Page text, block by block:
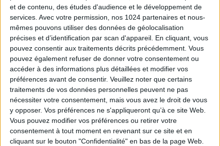
et de contenu, des études d'audience et le développement de
services. Avec votre permission, nos 1024 partenaires et nous-
mêmes pouvons utiliser des données de géolocalisation
précises et d’identification par scan d'appareil. En cliquant, vous
pouvez consentir aux traitements décrits précédemment. Vous
pouvez également refuser de donner votre consentement ou
accéder à des informations plus détaillées et modifier vos
préférences avant de consentir. Veuillez noter que certains
traitements de vos données personnelles peuvent ne pas
nécessiter votre consentement, mais vous avez le droit de vous
y opposer. Vos préférences ne s'appliqueront qu’à ce site Web.
Vous pouvez modifier vos préférences ou retirer votre
consentement à tout moment en revenant sur ce site et en
cliquant sur le bouton "Confidentialité" en bas de la page Web.
telles que les aides découplées, les aides couplées
végétales, l’ICHN, les aides à l’AB, les MAEC et l’aide
à l’assurance récolte. Les déclarants pourront
transmettre des pièces justificatives directement sur
Telepac.
Des dérogations aux règles de la conditionnalité
sont en vigueur pour cette campagne pour
répondre aux conséquences de l’invasion de
l’Ukraine par la Russie sur les marchés agricoles. Des
notices détaillées sont disponibles sur Telepac pour
les agriculteurs souhaitant bénéficier de ces
dérogations.